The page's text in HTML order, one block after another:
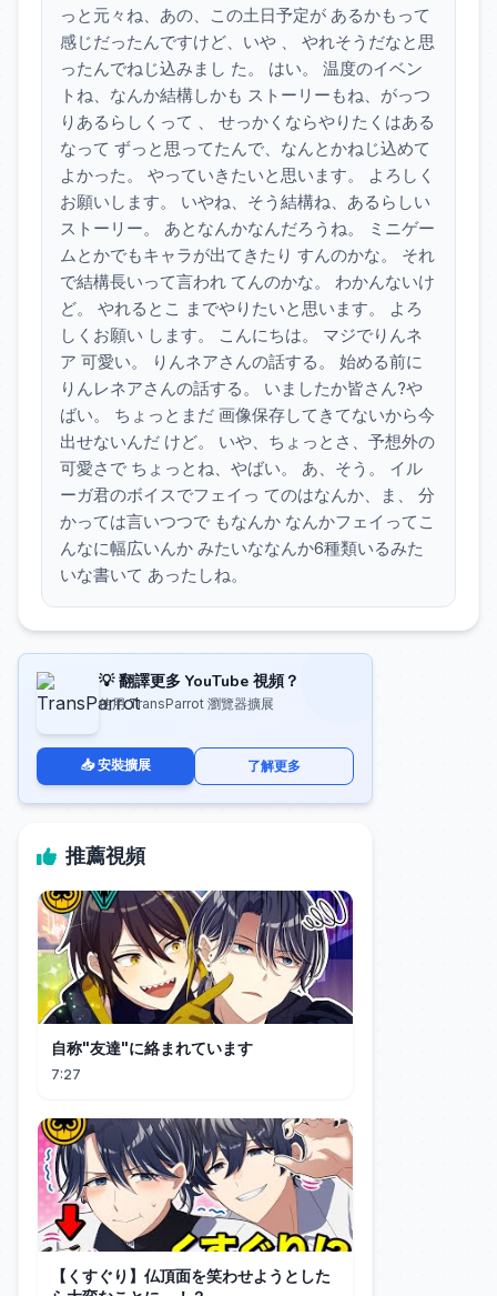
っと元々ね、あの、この土日予定が あるかもって
感じだったんですけど、いや 、 やれそうだなと思
ったんでねじ込みまし た。 はい。 温度のイベン
トね、なんか結構しかも ストーリーもね、がっつ
りあるらしくって 、 せっかくならやりたくはある
なって ずっと思ってたんで、なんとかねじ込めて
よかった。 やっていきたいと思います。 よろしく
お願いします。 いやね、そう結構ね、あるらしい
ストーリー。 あとなんかなんだろうね。 ミニゲー
ムとかでもキャラが出てきたり すんのかな。 それ
で結構長いって言われ てんのかな。 わかんないけ
ど。 やれるとこ までやりたいと思います。 よろ
しくお願い します。 こんにちは。 マジでりんネ
ア 可愛い。 りんネアさんの話する。 始める前に
りんレネアさんの話する。 いましたか皆さん?や
ばい。 ちょっとまだ 画像保存してきてないから今
出せないんだ けど。 いや、ちょっとさ、予想外の
可愛さで ちょっとね、やばい。 あ、そう。 イル
ーガ君のボイスでフェイっ てのはなんか、ま、 分
かっては言いつつで もなんか なんかフェイってこ
んなに幅広いんか みたいななんか6種類いるみた
いな書いて あったしね。
💡 翻譯更多 YouTube 視頻？
使用 TransParrot 瀏覽器擴展
📥 安裝擴展 了解更多
推薦視頻
自称"友達"に絡まれています
7:27
【くすぐり】仏頂面を笑わせようとした